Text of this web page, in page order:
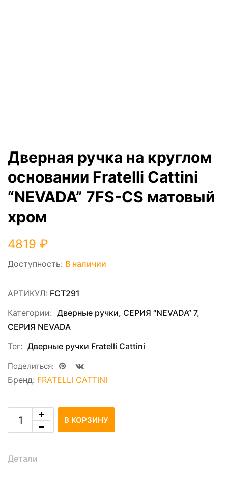
Дверная ручка на круглом
основании Fratelli Cattini
“NEVADA” 7FS-CS матовый
хром
4819 ₽
Доступность: В наличии
АРТИКУЛ: FCT291
Категории: Дверные ручки, СЕРИЯ “NEVADA” 7,
СЕРИЯ NEVADA
Тег: Дверные ручки Fratelli Cattini
Поделиться:
Бренд: FRATELLI CATTINI
В КОРЗИНУ
Детали